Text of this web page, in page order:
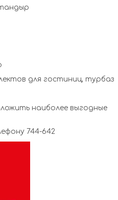
тандыр
для гостиниц, турбаз
наиболее выгодные
по телефону 744-642